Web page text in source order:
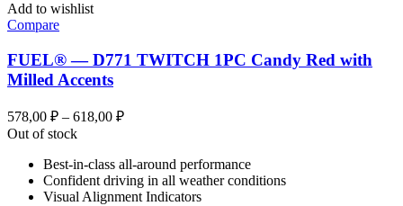
Add to wishlist
Compare
FUEL® — D771 TWITCH 1PC Candy Red with
Milled Accents
578,00 ₽ – 618,00 ₽Диапазон
–
618,00 ₽
Out of stock
Best-in-class all-around performance
Confident driving in all weather conditions
Visual Alignment Indicators